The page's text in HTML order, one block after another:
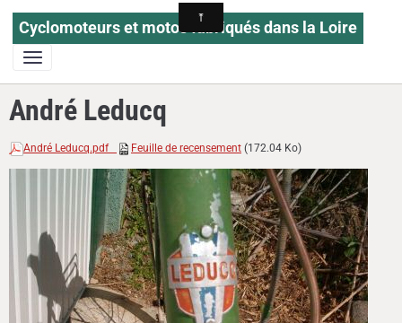
Cyclomoteurs et motos fabriqués dans la Loire
André Leducq
André Leducq.pdf Feuille de recensement (172.04 Ko)